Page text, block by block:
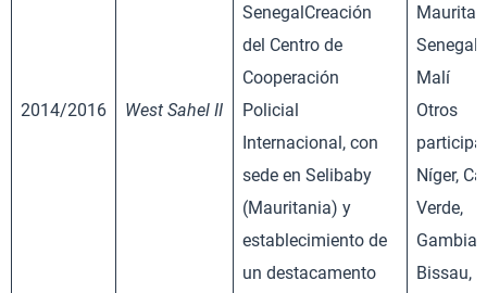
2014/2016 West Sahel II
SenegalCreación
del Centro de
Cooperación
Policial
Internacional, con
sede en Selibaby
(Mauritania) y
establecimiento de
un destacamento
Senegal
Malí
Otros
Níger,
Verde,
Gambia,
Bissau,